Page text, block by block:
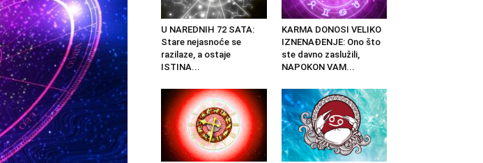
U NAREDNIH 72 SATA:
Stare nejasnoće se
razilaze, a ostaje
ISTINA...
KARMA DONOSI VELIKO
IZNENAĐENJE: Ono što
ste davno zaslužili,
NAPOKON VAM...